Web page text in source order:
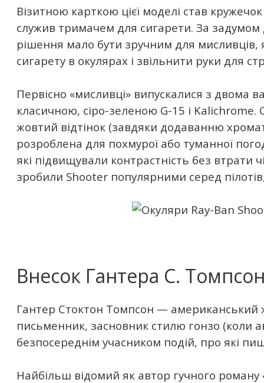
Візитною карткою цієї моделі став
служив тримачем для сигарети. За задумом
рішення мало бути зручним для мисливців,
сигарету в окулярах і звільнити руки для
Первісно «мисливці» випускалися з двома
класичною, сіро-зеленою G-15 і Kalichrome.
жовтий відтінок (завдяки додаванню
розроблена для похмурої або туманної
які підвищували контрастність без втрати
зробили Shooter популярними серед пілотів,
Внесок Гантера С.
Гантер Стоктон Томпсон — американський
письменник, засновник стилю гонзо (коли
безпосереднім учасником подій, про які
Найбільш відомий як автор гучного роману